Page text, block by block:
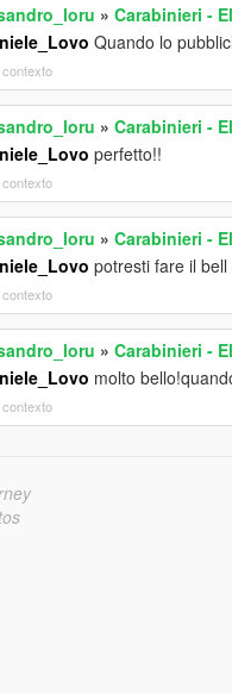
» Carabinieri -
Quando lo
contexto
» Carabinieri -
perfetto!!
contexto
» Carabinieri -
potresti fare il
contexto
» Carabinieri -
molto
contexto